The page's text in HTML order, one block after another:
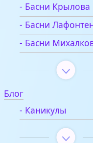
- Басни Крылова
- Басни
- Басни
Блог
- Каникулы